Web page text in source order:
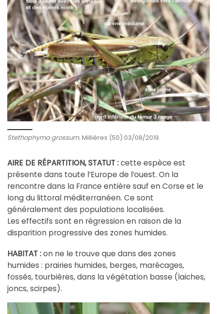
Stethophyma grossum.Millières (50) 03/08/2019.
AIRE DE RÉPARTITION, STATUT :cette espèce est
présente dans toute l’Europe de l’ouest. On la
rencontre dans la France entière sauf en Corse et le
long du littoral méditerranéen. Ce sont
généralement des populations localisées.
Les effectifs sont en régression en raison de la
disparition progressive des zones humides.
HABITAT :on ne le trouve que dans des zones
humides : prairies humides, berges, marécages,
fossés, tourbières, dans la végétation basse (laiches,
joncs, scirpes).